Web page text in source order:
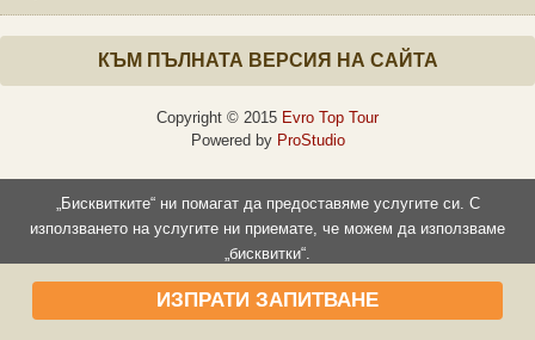
ИЗПРАТИ ЗАПИТВАНЕ
КЪМ ПЪЛНАТА ВЕРСИЯ НА САЙТА
Copyright © 2015 Evro Top Tour
Powered by ProStudio
„Бисквитките“ ни помагат да предоставяме услугите си. С
използването на услугите ни приемате, че можем да използваме
„бисквитки“.
Прочети повече Съгласен съм